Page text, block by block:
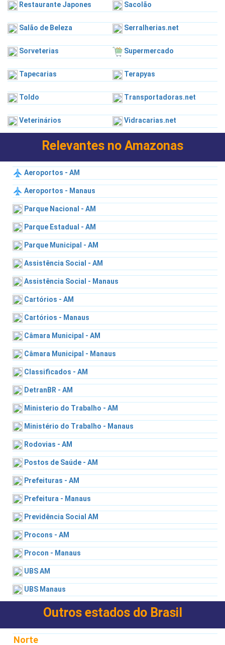
Restaurante Japones Sacolão
Salão de Beleza Serralherias.net
Sorveterias Supermercado
Tapecarias Terapyas
Toldo Transportadoras.net
Veterinários Vidracarias.net
Relevantes no Amazonas
Aeroportos - AM
Aeroportos - Manaus
Parque Nacional - AM
Parque Estadual - AM
Parque Municipal - AM
Assistência Social - AM
Assistência Social - Manaus
Cartórios - AM
Cartórios - Manaus
Câmara Municipal - AM
Câmara Municipal - Manaus
Classificados - AM
DetranBR - AM
Ministerio do Trabalho - AM
Ministério do Trabalho - Manaus
Rodovias - AM
Postos de Saúde - AM
Prefeituras - AM
Prefeitura - Manaus
Previdência Social AM
Procons - AM
Procon - Manaus
UBS AM
UBS Manaus
Outros estados do Brasil
Norte